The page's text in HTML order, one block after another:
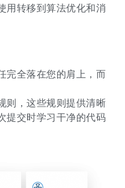
用转移到算法优化和消
完全落在您的肩上，而
则，这些规则提供清晰
提交时学习干净的代码